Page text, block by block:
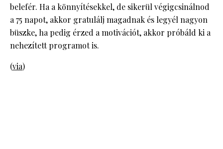
belefér. Ha a könnyítésekkel, de sikerül végigcsinálnod
a 75 napot, akkor gratulálj magadnak és legyél nagyon
büszke, ha pedig érzed a motivációt, akkor próbáld ki a
nehezített programot is.
(via)